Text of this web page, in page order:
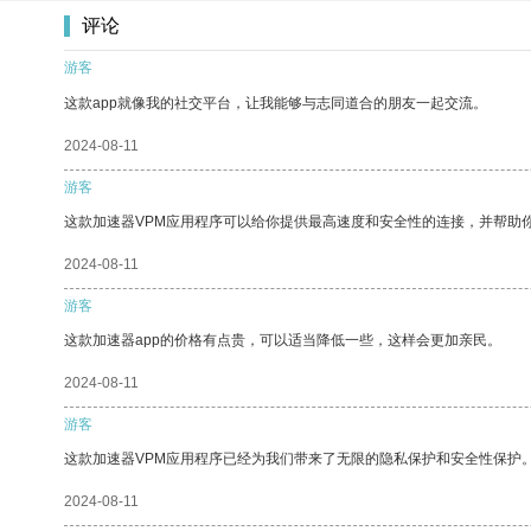
评论
游客
这款app就像我的社交平台，让我能够与志同道合的朋友一起交流。
2024-08-11
游客
这款加速器VPM应用程序可以给你提供最高速度和安全性的连接，并帮助
2024-08-11
游客
这款加速器app的价格有点贵，可以适当降低一些，这样会更加亲民。
2024-08-11
游客
这款加速器VPM应用程序已经为我们带来了无限的隐私保护和安全性保护。
2024-08-11